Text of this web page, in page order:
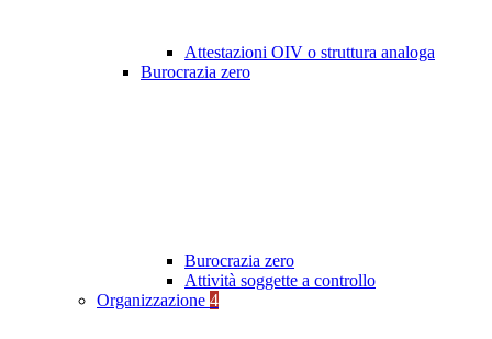
Attestazioni OIV o struttura analoga
Burocrazia zero
Burocrazia zero
Attività soggette a controllo
Organizzazione 4